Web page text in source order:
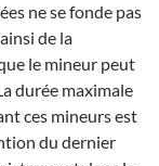
ne se fonde pas
de la
le mineur peut
durée maximale
ces mineurs est
du dernier